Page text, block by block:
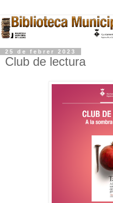
25 de febrer 2023
Club de lectura